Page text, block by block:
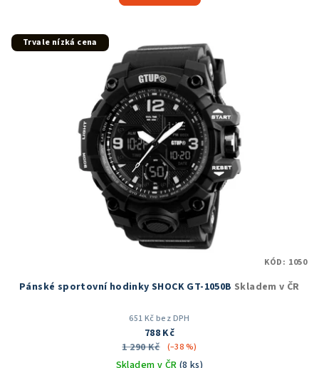
hvězdiček.
Trvale nízká cena
Pánské sportovní hodinky SHOCK GT-1050B Skladem v ČR
651 Kč bez DPH
788 Kč
1 290 Kč
(–38 %)
KÓD: 1050